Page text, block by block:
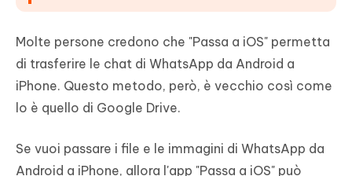
Molte persone credono che "Passa a iOS" permetta
di trasferire le chat di WhatsApp da Android a
iPhone. Questo metodo, però, è vecchio così come
lo è quello di Google Drive.
Se vuoi passare i file e le immagini di WhatsApp da
Android a iPhone, allora l'app "Passa a iOS" può